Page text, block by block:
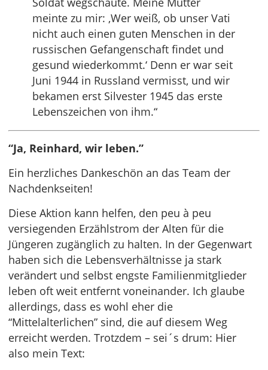
meinte zu mir: ‚Wer weiß, ob unser Vati
nicht auch einen guten Menschen in der
russischen Gefangenschaft findet und
gesund wiederkommt.‘ Denn er war seit
Juni 1944 in Russland vermisst, und wir
bekamen erst Silvester 1945 das erste
Lebenszeichen von ihm.“
“Ja, Reinhard, wir leben.”
Ein herzliches Dankeschön an das Team der
Nachdenkseiten!
Diese Aktion kann helfen, den peu à peu
versiegenden Erzählstrom der Alten für die
Jüngeren zugänglich zu halten. In der Gegenwart
haben sich die Lebensverhältnisse ja stark
verändert und selbst engste Familienmitglieder
leben oft weit entfernt voneinander. Ich glaube
allerdings, dass es wohl eher die
“Mittelalterlichen” sind, die auf diesem Weg
erreicht werden. Trotzdem – sei´s drum: Hier
also mein Text: